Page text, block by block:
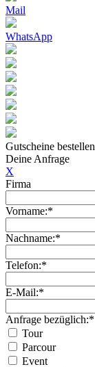
Mail
WhatsApp
Gutscheine bestellen
Deine Anfrage
X
Firma
Vorname:*
Nachname:*
Telefon:*
E-Mail:*
Anfrage bezüglich:*
Tour
Parcour
Event